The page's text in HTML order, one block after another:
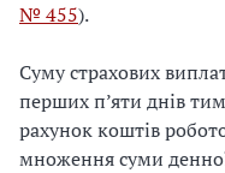
№ 455).
Суму страхових
перших п’яти днів
рахунок коштів
множення суми